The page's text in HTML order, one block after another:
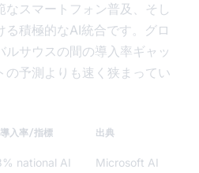
スマートフォン普及、そし
積極的なAI統合です。グロ
ルサウスの間の導入率ギャッ
の予測よりも速く狭まってい
入率/指標 出典
national AI
Microsoft AI